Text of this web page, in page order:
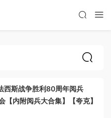
西斯战争胜利80周年阅兵
【内附阅兵大合集】【夸克】